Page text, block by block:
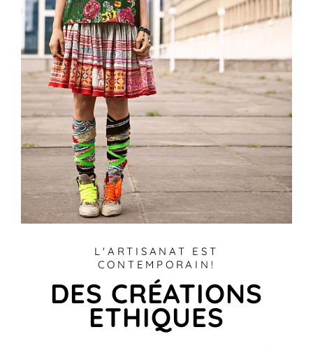
L'ARTISANAT EST
CONTEMPORAIN!
DES CRÉATIONS
ETHIQUES